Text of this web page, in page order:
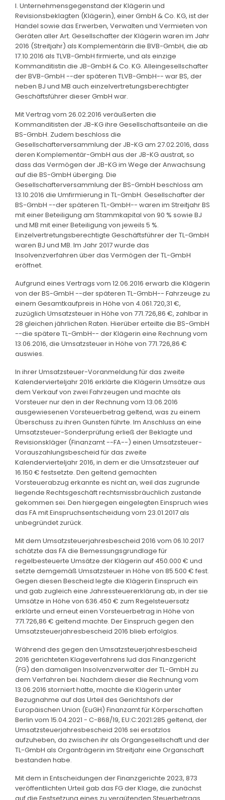
I. Unternehmensgegenstand der Klägerin und
Revisionsbeklagten (Klägerin), einer GmbH & Co. KG, ist der
Handel sowie das Erwerben, Verwalten und Vermieten von
Geräten aller Art. Gesellschafter der Klägerin waren im Jahr
2016 (Streitjahr) als Komplementärin die BVB-GmbH, die ab
17.10.2016 als TLVB-GmbH firmierte, und als einzige
Kommanditistin die JB-GmbH & Co. KG. Alleingesellschafter
der BVB-GmbH --der späteren TLVB-GmbH-- war BS, der
neben BJ und MB auch einzelvertretungsberechtigter
Geschäftsführer dieser GmbH war.
Mit Vertrag vom 26.02.2016 veräußerten die
Kommanditisten der JB-KG ihre Gesellschaftsanteile an die
BS-GmbH. Zudem beschloss die
Gesellschafterversammlung der JB-KG am 27.02.2016, dass
deren Komplementär-GmbH aus der JB-KG austrat, so
dass das Vermögen der JB-KG im Wege der Anwachsung
auf die BS-GmbH überging. Die
Gesellschafterversammlung der BS-GmbH beschloss am
13.10.2016 die Umfirmierung in TL-GmbH. Gesellschafter der
BS-GmbH --der späteren TL-GmbH-- waren im Streitjahr BS
mit einer Beteiligung am Stammkapital von 90 % sowie BJ
und MB mit einer Beteiligung von jeweils 5 %.
Einzelvertretungsberechtigte Geschäftsführer der TL-GmbH
waren BJ und MB. Im Jahr 2017 wurde das
Insolvenzverfahren über das Vermögen der TL-GmbH
eröffnet.
Aufgrund eines Vertrags vom 12.06.2016 erwarb die Klägerin
von der BS-GmbH --der späteren TL-GmbH-- Fahrzeuge zu
einem Gesamtkaufpreis in Höhe von 4.061.720,31 €,
zuzüglich Umsatzsteuer in Höhe von 771.726,86 €, zahlbar in
28 gleichen jährlichen Raten. Hierüber erteilte die BS-GmbH
--die spätere TL-GmbH-- der Klägerin eine Rechnung vom
13.06.2016, die Umsatzsteuer in Höhe von 771.726,86 €
auswies.
In ihrer Umsatzsteuer-Voranmeldung für das zweite
Kalendervierteljahr 2016 erklärte die Klägerin Umsätze aus
dem Verkauf von zwei Fahrzeugen und machte als
Vorsteuer nur den in der Rechnung vom 13.06.2016
ausgewiesenen Vorsteuerbetrag geltend, was zu einem
Überschuss zu ihren Gunsten führte. Im Anschluss an eine
Umsatzsteuer-Sonderprüfung erließ der Beklagte und
Revisionskläger (Finanzamt --FA--) einen Umsatzsteuer-
Vorauszahlungsbescheid für das zweite
Kalendervierteljahr 2016, in dem er die Umsatzsteuer auf
16.150 € festsetzte. Den geltend gemachten
Vorsteuerabzug erkannte es nicht an, weil das zugrunde
liegende Rechtsgeschäft rechtsmissbräuchlich zustande
gekommen sei. Den hiergegen eingelegten Einspruch wies
das FA mit Einspruchsentscheidung vom 23.01.2017 als
unbegründet zurück.
Mit dem Umsatzsteuerjahresbescheid 2016 vom 06.10.2017
schätzte das FA die Bemessungsgrundlage für
regelbesteuerte Umsätze der Klägerin auf 450.000 € und
setzte demgemäß Umsatzsteuer in Höhe von 85.500 € fest.
Gegen diesen Bescheid legte die Klägerin Einspruch ein
und gab zugleich eine Jahressteuererklärung ab, in der sie
Umsätze in Höhe von 636.450 € zum Regelsteuersatz
erklärte und erneut einen Vorsteuerbetrag in Höhe von
771.726,86 € geltend machte. Der Einspruch gegen den
Umsatzsteuerjahresbescheid 2016 blieb erfolglos.
Während des gegen den Umsatzsteuerjahresbescheid
2016 gerichteten Klageverfahrens lud das Finanzgericht
(FG) den damaligen Insolvenzverwalter der TL-GmbH zu
dem Verfahren bei. Nachdem dieser die Rechnung vom
13.06.2016 storniert hatte, machte die Klägerin unter
Bezugnahme auf das Urteil des Gerichtshofs der
Europäischen Union (EuGH) Finanzamt für Körperschaften
Berlin vom 15.04.2021 - C-868/19, EU:C:2021:285 geltend, der
Umsatzsteuerjahresbescheid 2016 sei ersatzlos
aufzuheben, da zwischen ihr als Organgesellschaft und der
TL-GmbH als Organträgerin im Streitjahr eine Organschaft
bestanden habe.
Mit dem in Entscheidungen der Finanzgerichte 2023, 873
veröffentlichten Urteil gab das FG der Klage, die zunächst